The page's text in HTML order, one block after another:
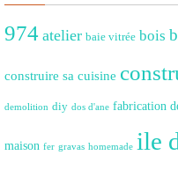
974 atelier baie vitrée bois
construire sa cuisine
demolition diy dos d'ane fabrication
maison fer gravas homemade ile